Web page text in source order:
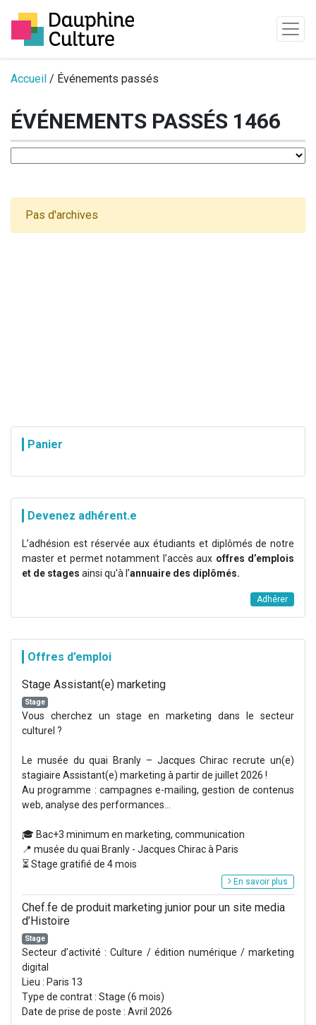
Passer au contenu
Accueil / Événements passés
ÉVÉNEMENTS PASSÉS 1466
Pas d'archives
Panier
Devenez adhérent.e
L’adhésion est réservée aux étudiants et diplômés de notre
master et permet notamment l’accès aux offres d’emplois
et de stages ainsi qu'à l’annuaire des diplômés.
Adhérer
Offres d’emploi
Stage Assistant(e) marketing
Stage
Vous cherchez un stage en marketing dans le secteur
culturel ?
Le musée du quai Branly – Jacques Chirac recrute un(e)
stagiaire Assistant(e) marketing à partir de juillet 2026 !
Au programme : campagnes e-mailing, gestion de contenus
web, analyse des performances...
🎓 Bac+3 minimum en marketing, communication
📍 musée du quai Branly - Jacques Chirac à Paris
⏳ Stage gratifié de 4 mois
En savoir plus
Chef.fe de produit marketing junior pour un site media
d’Histoire
Stage
Secteur d’activité : Culture / édition numérique / marketing
digital
Lieu : Paris 13
Type de contrat : Stage (6 mois)
Date de prise de poste : Avril 2026